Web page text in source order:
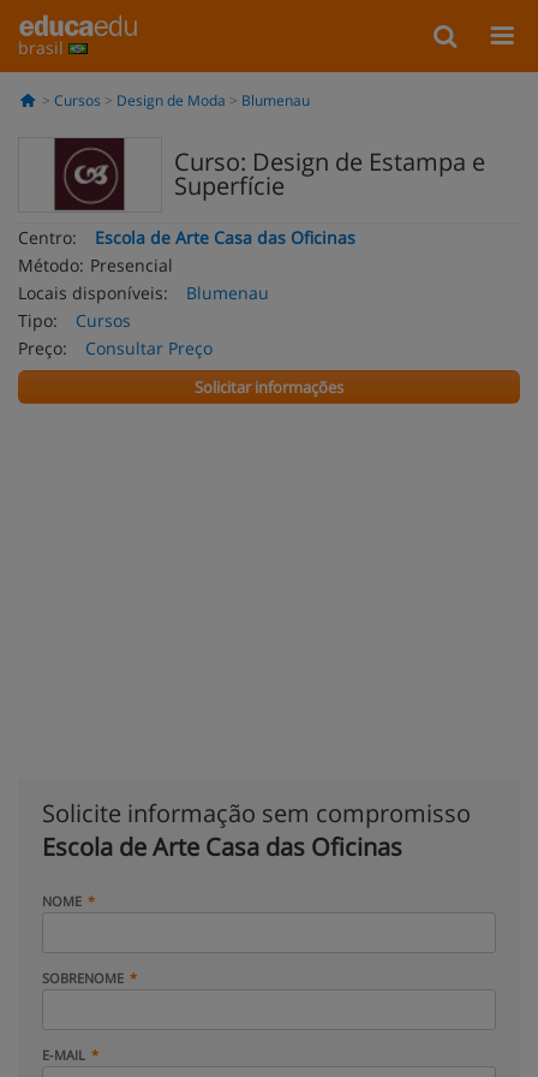
brasil
Cursos Design de Moda Blumenau
Curso: Design de Estampa e
Superfície
Centro:
Escola de Arte Casa das Oficinas
Método: Presencial
Locais disponíveis:
Blumenau
Tipo:
Cursos
Preço:
Consultar Preço
Solicitar informações
Solicite informação sem compromisso
Escola de Arte Casa das Oficinas
NOME
SOBRENOME
E-MAIL